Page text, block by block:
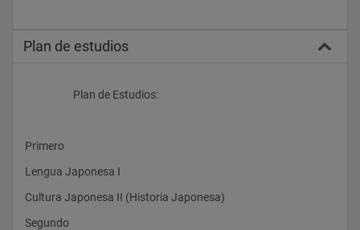
Plan de estudios
                    Plan de Estudios:
Primero
Lengua Japonesa I
Cultura Japonesa II (Historia Japonesa)
Segundo